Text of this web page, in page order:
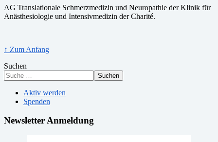
AG Translationale Schmerzmedizin und Neuropathie der Klinik für
Anästhesiologie und Intensivmedizin der Charité.
↑ Zum Anfang
Suchen
Suchen
Aktiv werden
Spenden
Newsletter Anmeldung